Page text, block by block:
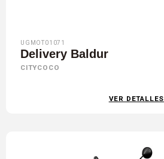
UGMOT01071
Delivery Baldur
CITYCOCO
VER DETALLES